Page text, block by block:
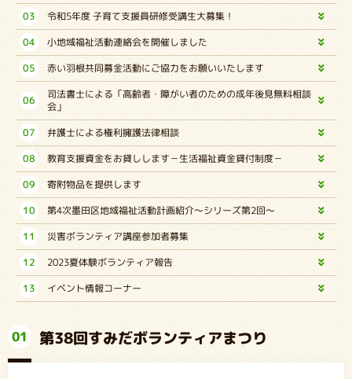
03 令和5年度 子育て支援員研修受講生大募集！
04 小地域福祉活動連絡会を開催しました
05 赤い羽根共同募金活動にご協力をお願いいたします
06 司法書士による「高齢者・障がい者のための成年後見無料相談
会」
07 弁護士による権利擁護法律相談
08 教育支援資金をお貸しします－生活福祉資金貸付制度－
09 寄附物品を提供します
10 第4次墨田区地域福祉活動計画紹介～シリーズ第2回～
11 災害ボランティア講座参加者募集
12 2023夏体験ボランティア報告
13 イベント情報コーナー
01 第38回すみだボランティアまつり